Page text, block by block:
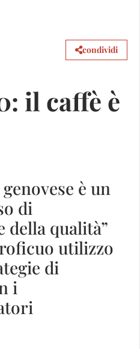
condividi
il caffè è
è un
di
della qualità”
utilizzo
di
i